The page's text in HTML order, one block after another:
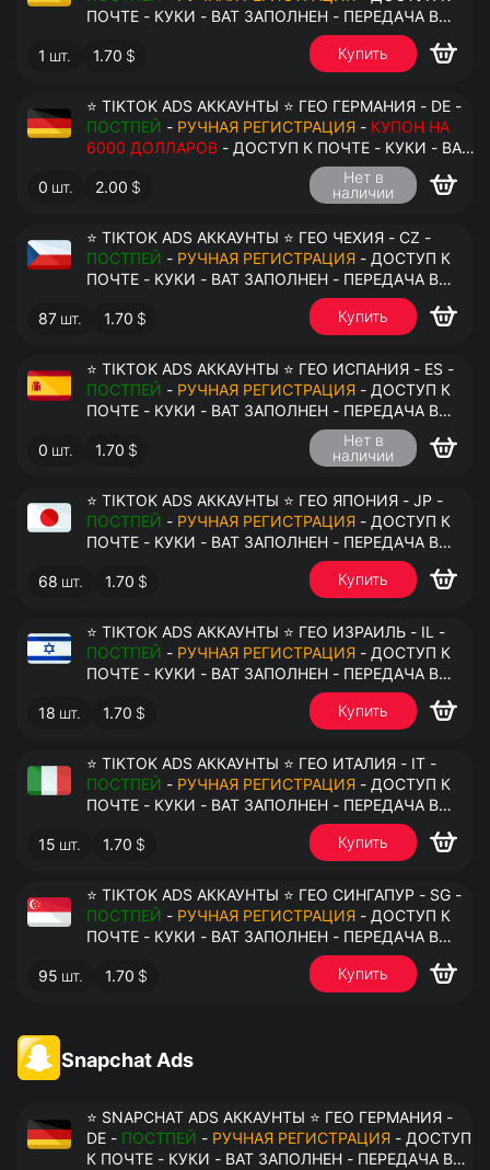
ПОЧТЕ - КУКИ - ВАТ ЗАПОЛНЕН - ПЕРЕДАЧА В
1 шт. 1.70 $ Купить
⭐ TIKTOK ADS АККАУНТЫ ⭐ ГЕО ГЕРМАНИЯ - DE -
ПОСТПЕЙ - РУЧНАЯ РЕГИСТРАЦИЯ - КУПОН НА
6000 ДОЛЛАРОВ - ДОСТУП К ПОЧТЕ - КУКИ - ВАТ
ЗАПОЛНЕН - ПЕРЕДАЧА В АНТИДЕТЕКТ
0 шт. 2.00 $
Нет в
наличии
⭐ TIKTOK ADS АККАУНТЫ ⭐ ГЕО ЧЕХИЯ - CZ -
ПОСТПЕЙ - РУЧНАЯ РЕГИСТРАЦИЯ
ПОЧТЕ - КУКИ - ВАТ ЗАПОЛНЕН - ПЕРЕДАЧА В
87 шт. 1.70 $ Купить
⭐ TIKTOK ADS АККАУНТЫ ⭐ ГЕО ИСПАНИЯ - ES -
ПОСТПЕЙ - РУЧНАЯ РЕГИСТРАЦИЯ - ДОСТУП К
ПОЧТЕ - КУКИ - ВАТ ЗАПОЛНЕН - ПЕРЕДАЧА В
0 шт. 1.70 $
Нет в
наличии
⭐ TIKTOK ADS АККАУНТЫ ⭐ ГЕО ЯПОНИЯ - JP -
ПОСТПЕЙ - РУЧНАЯ РЕГИСТРАЦИЯ - ДОСТУП К
ПОЧТЕ - КУКИ - ВАТ ЗАПОЛНЕН - ПЕРЕДАЧА В
68 шт. 1.70 $ Купить
⭐ TIKTOK ADS АККАУНТЫ ⭐ ГЕО ИЗРАИЛЬ - IL -
ПОСТПЕЙ - РУЧНАЯ РЕГИСТРАЦИЯ - ДОСТУП К
ПОЧТЕ - КУКИ - ВАТ ЗАПОЛНЕН - ПЕРЕДАЧА В
18 шт. 1.70 $ Купить
⭐ TIKTOK ADS АККАУНТЫ ⭐ ГЕО ИТАЛИЯ - IT -
ПОСТПЕЙ - РУЧНАЯ РЕГИСТРАЦИЯ - ДОСТУП К
ПОЧТЕ - КУКИ - ВАТ ЗАПОЛНЕН - ПЕРЕДАЧА В
15 шт. 1.70 $ Купить
⭐ TIKTOK ADS АККАУНТЫ ⭐ ГЕО СИНГАПУР - SG -
ПОСТПЕЙ - РУЧНАЯ РЕГИСТРАЦИЯ - ДОСТУП К
ПОЧТЕ - КУКИ - ВАТ ЗАПОЛНЕН - ПЕРЕДАЧА В
95 шт. 1.70 $ Купить
Snapchat Ads
⭐ SNAPCHAT ADS АККАУНТЫ ⭐ ГЕО ГЕРМАНИЯ -
DE - ПОСТПЕЙ - РУЧНАЯ РЕГИСТРАЦИЯ - ДОСТУП
К ПОЧТЕ - КУКИ - ВАТ ЗАПОЛНЕН - ПЕРЕДАЧА В